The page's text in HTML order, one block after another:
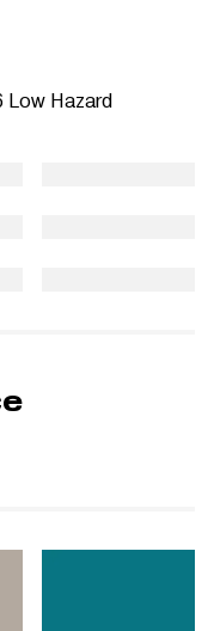
Low Hazard